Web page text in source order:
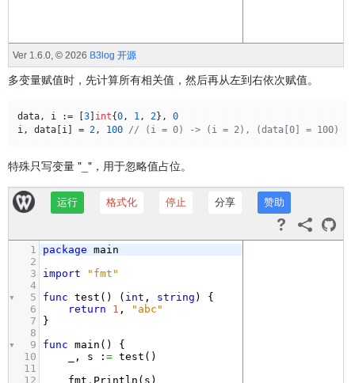
多变量赋值时，先计算所有相关值，然后再从左到右依次赋值。
data, i := [ 3] int{0, 1, 2}, 0
i, data[i] = 2, 100 // (i = 0) -> (i = 2), (data[0] = 100)
特殊只写变量 "_"，用于忽略值占位。